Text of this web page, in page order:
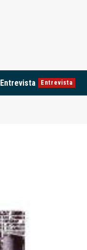
Entrevista Entrevista